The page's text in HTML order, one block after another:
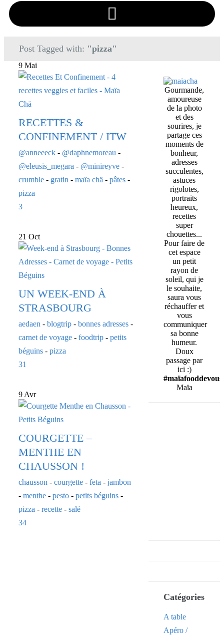
Post Tagged with: "pizza"
9 Mai
RECETTES &
CONFINEMENT / ITW
@anneeeck - @daphnemoreau -
@eleusis_megara - @minireyve -
crumble - gratin - maïa chä - pâtes -
pizza
3
21 Oct
UN WEEK-END À
STRASBOURG
aedaen - blogtrip - bonnes adresses -
carnet de voyage - foodtrip - petits
béguins - pizza
31
9 Avr
COURGETTE –
MENTHE EN
CHAUSSON !
chausson - courgette - feta - jambon
- menthe - pesto - petits béguins -
pizza - recette - salé
34
Gourmande,
amoureuse
de la photo
et des
sourires, je
partage ces
moments de
bonheur,
adresses
succulentes,
astuces
rigolotes,
portraits
heureux,
recettes
super
chouettes...
Pour faire de
cet espace
un petit
rayon de
soleil, qui je
le souhaite,
saura vous
réchauffer et
vous
communiquer
sa bonne
humeur.
Doux
passage par
ici :)
#maïafooddevous
Maïa
Catégories
A table
Apéro /